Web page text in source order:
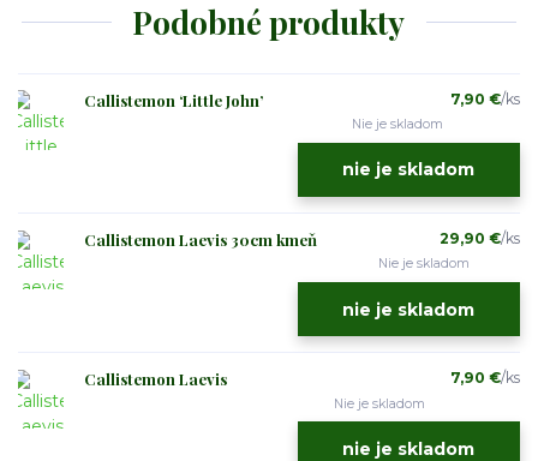
Podobné produkty
Callistemon ‘Little John’ 7,90 €/ks
Nie je skladom
nie je skladom
Callistemon Laevis 30cm kmeň 29,90 €/ks
Nie je skladom
nie je skladom
Callistemon Laevis 7,90 €/ks
Nie je skladom
nie je skladom